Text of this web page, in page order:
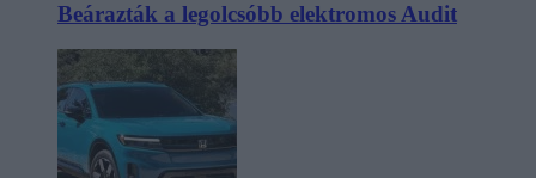
Beárazták a legolcsóbb elektromos Audit